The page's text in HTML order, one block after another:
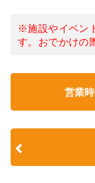
※施設やイベン
す。おでかけの
営業